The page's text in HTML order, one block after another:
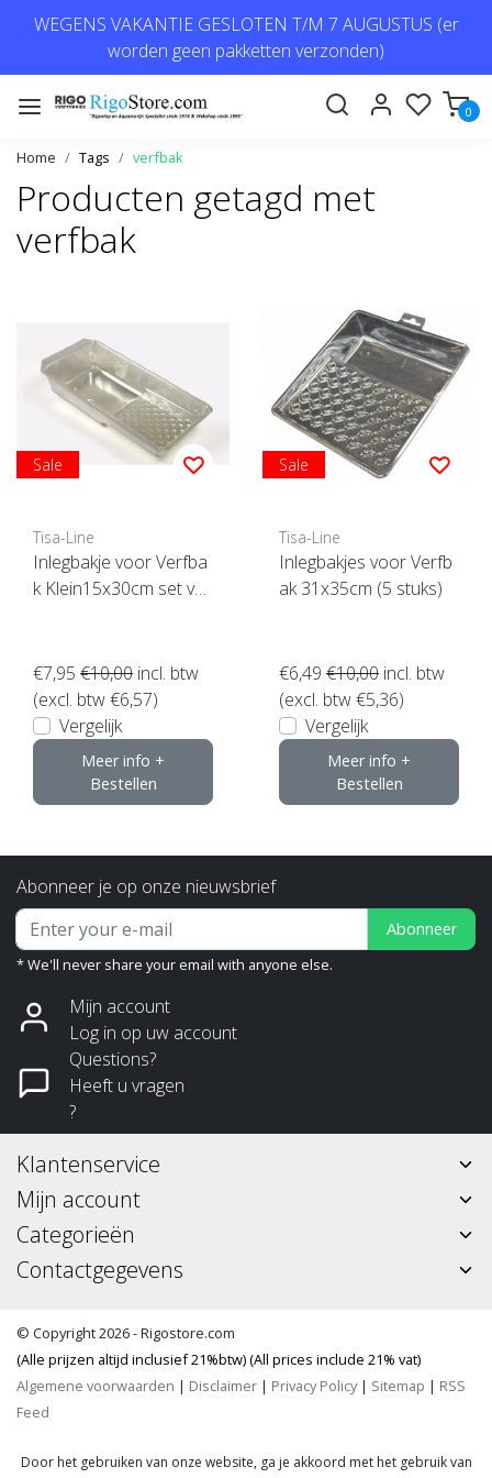
WEGENS VAKANTIE GESLOTEN T/M 7 AUGUSTUS (er
worden geen pakketten verzonden)
0
Home Tags verfbak
Producten getagd met
verfbak
Sale
Tisa-Line
Inlegbakje voor Verfba
k Klein15x30cm set va
€7,95 €10,00 incl. btw
(excl. btw €6,57)
Vergelijk
Meer info +
Bestellen
Sale
Tisa-Line
Inlegbakjes voor Verfb
ak 31x35cm (5 stuks)
€6,49 €10,00 incl. btw
(excl. btw €5,36)
Vergelijk
Meer info +
Bestellen
Abonneer je op onze nieuwsbrief
Abonneer
* We'll never share your email with anyone else.
Mijn account
Log in op uw account
Questions?
Heeft u vragen
?
Klantenservice
Mijn account
Categorieën
Contactgegevens
© Copyright 2026 - Rigostore.com
(Alle prijzen altijd inclusief 21%btw) (All prices include 21% vat)
Algemene voorwaarden | Disclaimer | Privacy Policy| Sitemap | RSS
Feed
Door het gebruiken van onze website, ga je akkoord met het gebruik van